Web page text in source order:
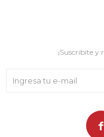
¡Suscribite y
